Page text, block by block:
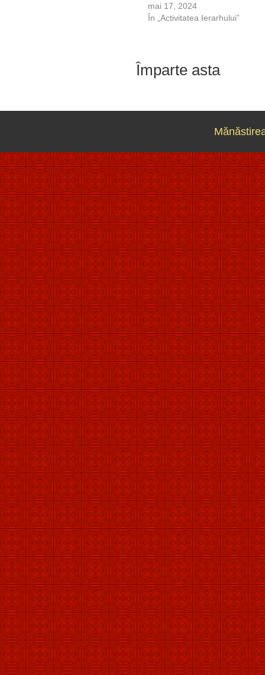
mai 17, 2024
În „Activitatea Ierarhului”
Împarte asta